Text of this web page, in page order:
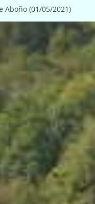
Aboño (01/05/2021)